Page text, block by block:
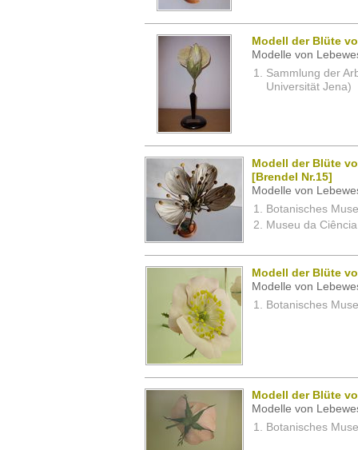
Modell der Blüte
Modelle von
Sammlung der
Universität Jena)
Modell der Blüte
[Brendel Nr.15]
Modelle von
Botanisches
Museu da
Modell der Blüte
Modelle von
Botanisches
Modell der Blüte
Modelle von
Botanisches